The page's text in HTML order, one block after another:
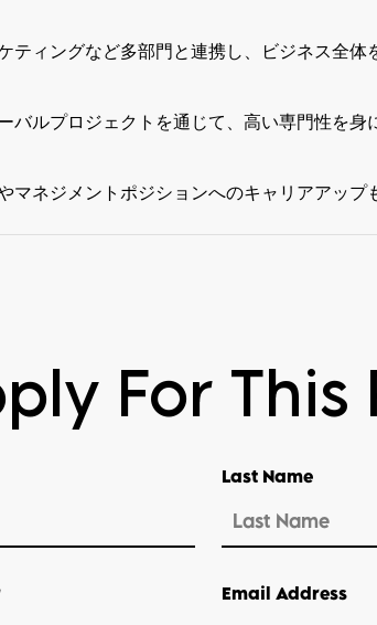
ティングなど多部門と連携し、ビジネス全体
バルプロジェクトを通じて、高い専門性を身
マネジメントポジションへのキャリアアップ
For This
Last Name
Email Address